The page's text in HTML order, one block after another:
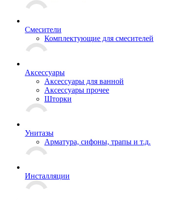
Смесители
Комплектующие для смесителей
Аксессуары
Аксессуары для ванной
Аксессуары прочее
Шторки
Унитазы
Арматура, сифоны, трапы и т.д.
Инсталляции